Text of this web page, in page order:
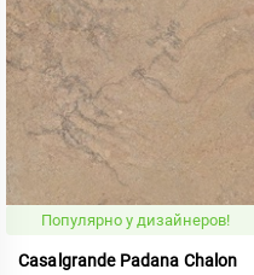
Популярно у дизайнеров!
Casalgrande Padana Chalon